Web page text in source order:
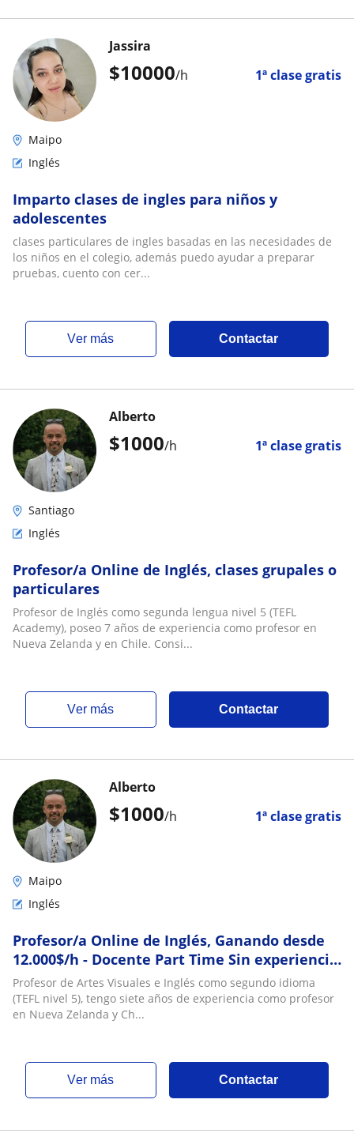
$10000/h 1ª clase gratis
Jassira
Maipo
Inglés
Imparto clases de ingles para niños y
adolescentes
clases particulares de ingles basadas en las necesidades de
los niños en el colegio, además puedo ayudar a preparar
pruebas, cuento con cer...
ver más Contactar
$1000/h 1ª clase gratis
Alberto
Santiago
Inglés
Profesor/a Online de Inglés, clases grupales o
particulares
Profesor de Inglés como segunda lengua nivel 5 (TEFL
Academy), poseo 7 años de experiencia como profesor en
Nueva Zelanda y en Chile. Consi...
ver más Contactar
$1000/h 1ª clase gratis
Alberto
Maipo
Inglés
Profesor/a Online de Inglés, Ganando desde
12.000$/h - Docente Part Time Sin experiencia
en Calera de Tango
Profesor de Artes Visuales e Inglés como segundo idioma
(TEFL nivel 5), tengo siete años de experiencia como profesor
en Nueva Zelanda y Ch...
ver más Contactar